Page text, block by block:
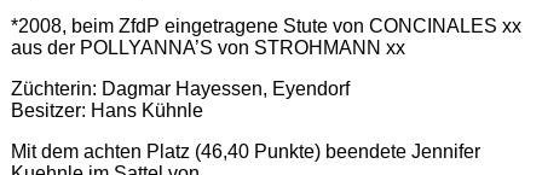
*2008, beim ZfdP eingetragene Stute von CONCINALES xx
aus der POLLYANNA’S von STROHMANN xx
Züchterin: Dagmar Hayessen, Eyendorf
Besitzer: Hans Kühnle
Mit dem achten Platz (46,40 Punkte) beendete Jennifer